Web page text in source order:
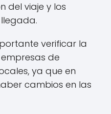
del viaje y los
verificar la
de
ya que en
cambios en las